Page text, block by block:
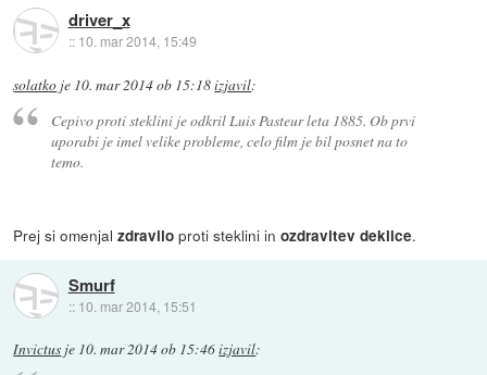
driver_x
:: 10. mar 2014, 15:49
solatko je 10. mar 2014 ob 15:18izjavil:
Cepivo proti steklini je odkril Luis Pasteur leta 1885. Ob prvi
uporabi je imel velike probleme, celo film je bil posnet na to
temo.
Prej si omenjalzdravilo proti steklini inozdravitev deklice.
Smurf
:: 10. mar 2014, 15:51
Invictus je 10. mar 2014 ob 15:46izjavil: